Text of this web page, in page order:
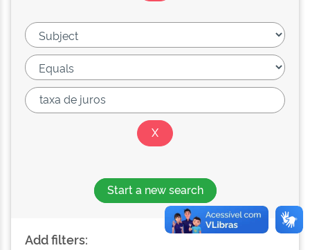
Start a new search
Add filters: